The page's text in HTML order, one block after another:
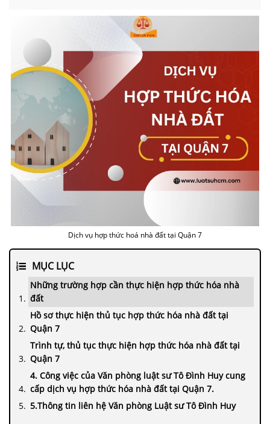
Dịch vụ hợp thức hoá nhà đất tại Quận 7
MỤC LỤC
Những trường hợp cần thực hiện hợp thức hóa nhà
đất
Hồ sơ thực hiện thủ tục hợp thức hóa nhà đất tại
Quận 7
Trình tự, thủ tục thực hiện hợp thức hóa nhà đất tại
Quận 7
4. Công việc của Văn phòng luật sư Tô Đình Huy cung
cấp dịch vụ hợp thức hóa nhà đất tại Quận 7.
5.Thông tin liên hệ Văn phòng Luật sư Tô Đình Huy